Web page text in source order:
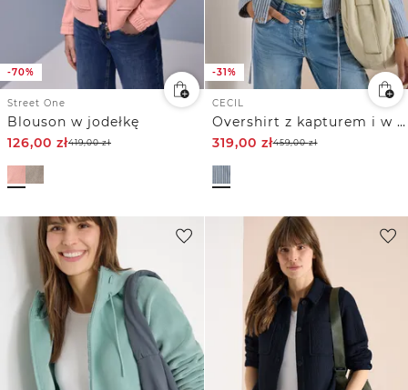
-70%
Street One
Blouson w jodełkę
126,00 zł419,00zł
-31%
CECIL
Overshirt z kapturem i w paski
319,00 zł459,00zł